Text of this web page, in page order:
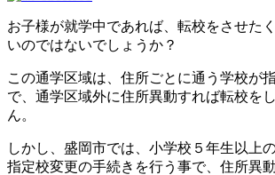
お子様が就学中であれば、転校をさせた
いのではないでしょうか？
この通学区域は、住所ごとに通う学校が
で、通学区域外に住所異動すれば転校を
ん。
しかし、盛岡市では、小学校５年生以上
指定校変更の手続きを行う事で、住所異